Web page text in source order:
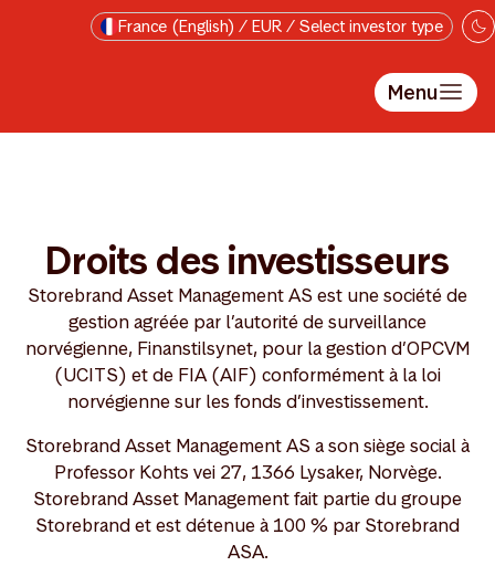
Skip to main contentFrance (English) / EUR / Select investor type
Menu
Droits des investisseurs
Storebrand Asset Management AS est une société de
gestion agréée par l’autorité de surveillance
norvégienne, Finanstilsynet, pour la gestion d’OPCVM
(UCITS) et de FIA (AIF) conformément à la loi
norvégienne sur les fonds d’investissement.
Storebrand Asset Management AS a son siège social à
Professor Kohts vei 27, 1366 Lysaker, Norvège.
Storebrand Asset Management fait partie du groupe
Storebrand et est détenue à 100 % par Storebrand
ASA.